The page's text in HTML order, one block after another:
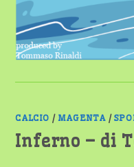
CALCIO / MAGENTA /
Inferno – di